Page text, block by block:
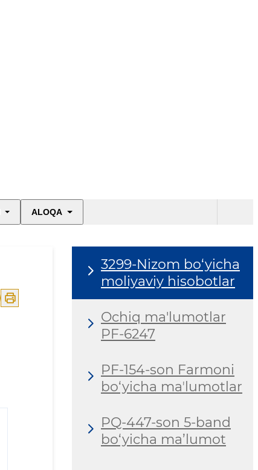
ALOQA
3299-Nizom bo‘yicha
moliyaviy hisobotlar
Ochiq ma'lumotlar
PF-6247
PF-154-son Farmoni
bo‘yicha maʼlumotlar
PQ-447-son 5-band
bo‘yicha ma’lumot